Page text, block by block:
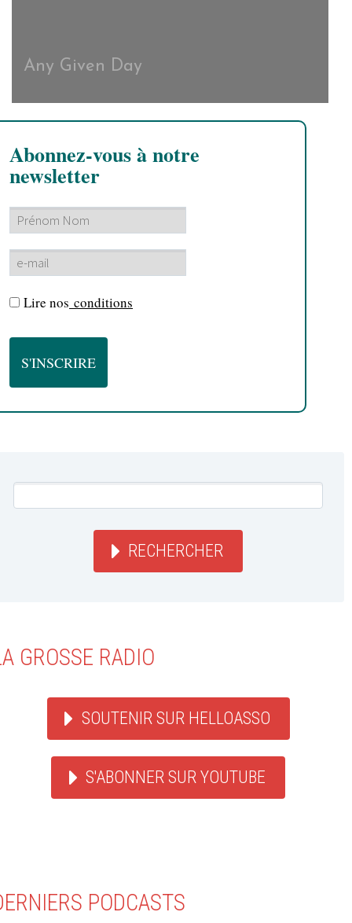
Any Given Day
Abonnez-vous à notre
newsletter
Lire nos conditions
RECHERCHER
GROSSE RADIO
SOUTENIR SUR HELLOASSO
S'ABONNER SUR YOUTUBE
PODCASTS